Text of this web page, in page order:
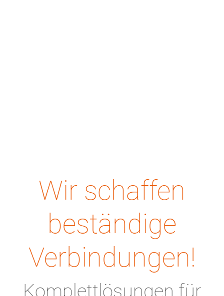
Wir schaffen
beständige
Verbindungen!
Komplettlösungen für